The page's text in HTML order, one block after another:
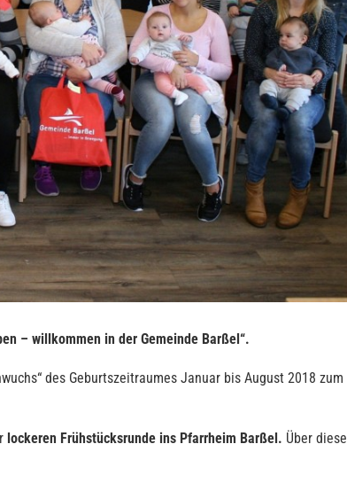
– willkommen in der Gemeinde Barßel“.
des Geburtszeitraumes Januar bis August 2018 zum
lockeren Frühstücksrunde ins Pfarrheim Barßel. Über diese